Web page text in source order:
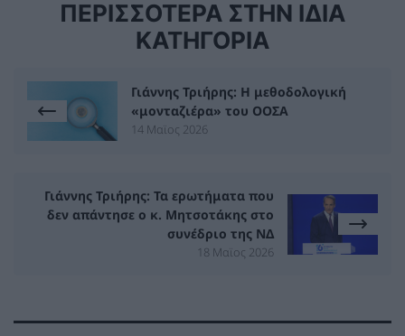
ΠΕΡΙΣΣΟΤΕΡΑ ΣΤΗΝ ΙΔΙΑ
ΚΑΤΗΓΟΡΙΑ
Γιάννης Τριήρης: Η μεθοδολογική
«μονταζιέρα» του ΟΟΣΑ
14 Μαϊος 2026
Γιάννης Τριήρης: Τα ερωτήματα που
δεν απάντησε ο κ. Μητσοτάκης στο
συνέδριο της ΝΔ
18 Μαϊος 2026